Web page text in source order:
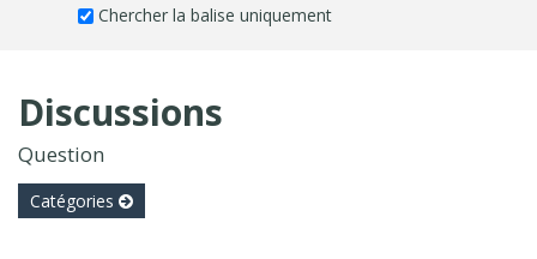
Chercher la balise uniquement
Discussions
Question
Catégories